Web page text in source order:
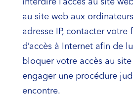
interdire l’accès au site
au site web aux
adresse IP, contacter votre
d’accès à Internet afin de
bloquer votre accès au
engager une procédure
encontre.